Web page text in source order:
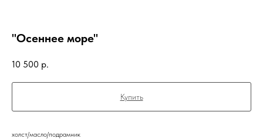
"Осеннее море"
10 500 р.
Купить
холст/масло/подрамник